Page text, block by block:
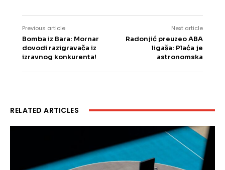
Previous article
Bomba iz Bara: Mornar
dovodi razigravača iz
izravnog konkurenta!
Next article
Radonjić preuzeo ABA
ligaša: Plaća je
astronomska
RELATED ARTICLES